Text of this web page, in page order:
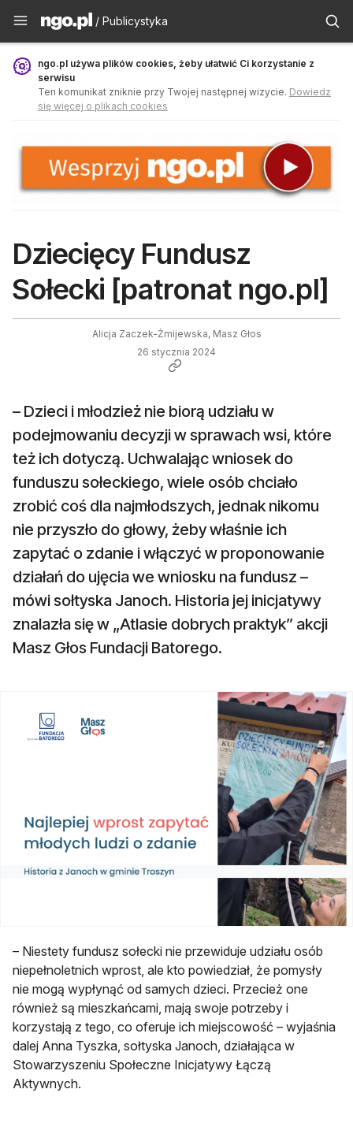
Publicystyka - ngo.pl
/ Publicystyka
ngo.pl używa plików cookies, żeby ułatwić Ci korzystanie z
serwisu
Ten komunikat zniknie przy Twojej następnej wizycie. Dowiedz
się więcej o plikach cookies
Dziecięcy Fundusz
Sołecki [patronat ngo.pl]
Alicja Zaczek-Żmijewska, Masz Głos
26 stycznia 2024
– Dzieci i młodzież nie biorą udziału w
podejmowaniu decyzji w sprawach wsi, które
też ich dotyczą. Uchwalając wniosek do
funduszu sołeckiego, wiele osób chciało
zrobić coś dla najmłodszych, jednak nikomu
nie przyszło do głowy, żeby właśnie ich
zapytać o zdanie i włączyć w proponowanie
działań do ujęcia we wniosku na fundusz –
mówi sołtyska Janoch. Historia jej inicjatywy
znalazła się w „Atlasie dobrych praktyk” akcji
Masz Głos Fundacji Batorego.
– Niestety fundusz sołecki nie przewiduje udziału osób
niepełnoletnich wprost, ale kto powiedział, że pomysły
nie mogą wypłynąć od samych dzieci. Przecież one
również są mieszkańcami, mają swoje potrzeby i
korzystają z tego, co oferuje ich miejscowość – wyjaśnia
dalej Anna Tyszka, sołtyska Janoch, działająca w
Stowarzyszeniu Społeczne Inicjatywy Łączą
Aktywnych.